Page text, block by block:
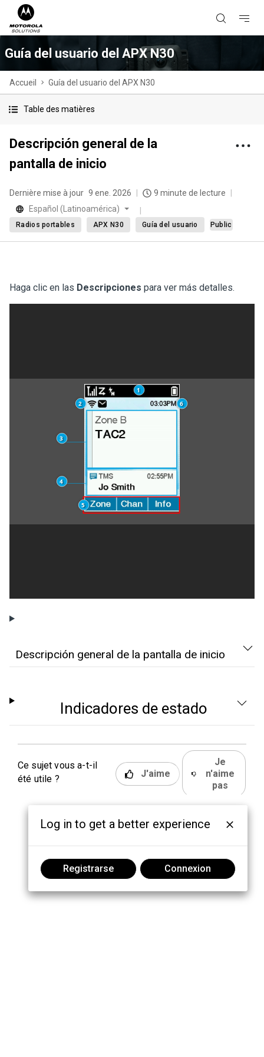
Guía del usuario del APX N30
Accueil Guía del usuario del APX N30
Table des matières
Descripción general de la
pantalla de inicio
Dernière mise à jour 9 ene. 2026
9 minute de lecture
Español (Latinoamérica)
Radios portables APX N30 Guía del usuario Public
Haga clic en las Descripciones para ver más detalles.
Descripción general de la pantalla de inicio
Indicadores de estado
Ce sujet vous a-t-il
été utile ?
J'aime
Je
n'aime
pas
Log in to get a better experience
Registrarse Connexion